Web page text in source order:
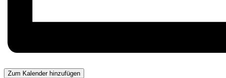
Zum Kalender hinzufügen